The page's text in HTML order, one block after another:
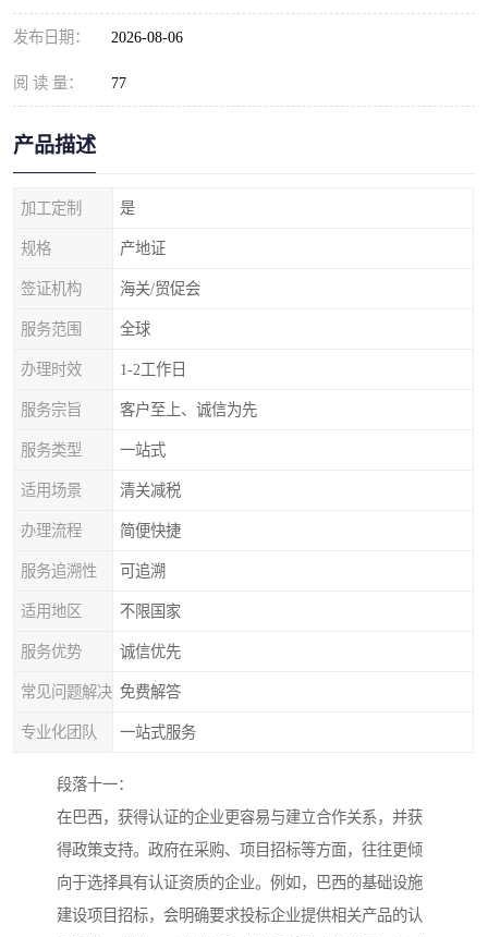
发布日期： 2026-08-06
阅 读 量： 77
产品描述
加工定制 是
规格 产地证
签证机构 海关/贸促会
服务范围 全球
办理时效 1-2工作日
服务宗旨 客户至上、诚信为先
服务类型 一站式
适用场景 清关减税
办理流程 简便快捷
服务追溯性 可追溯
适用地区 不限国家
服务优势 诚信优先
常见问题解决 免费解答
专业化团队 一站式服务
段落十一：
在巴西，获得认证的企业更容易与建立合作关系，并获
得政策支持。政府在采购、项目招标等方面，往往更倾
向于选择具有认证资质的企业。例如，巴西的基础设施
建设项目招标，会明确要求投标企业提供相关产品的认